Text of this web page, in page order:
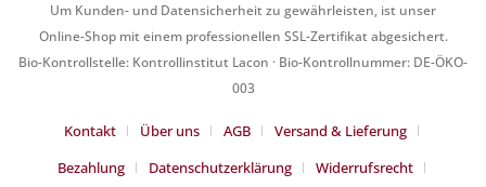
Um Kunden- und Datensicherheit zu gewährleisten, ist unser
Online-Shop mit einem professionellen SSL-Zertifikat abgesichert.
Bio-Kontrollstelle: Kontrollinstitut Lacon · Bio-Kontrollnummer: DE-ÖKO-
003
Kontakt Über uns AGB
Versand & Lieferung
Bezahlung
Datenschutzerklärung Widerrufsrecht